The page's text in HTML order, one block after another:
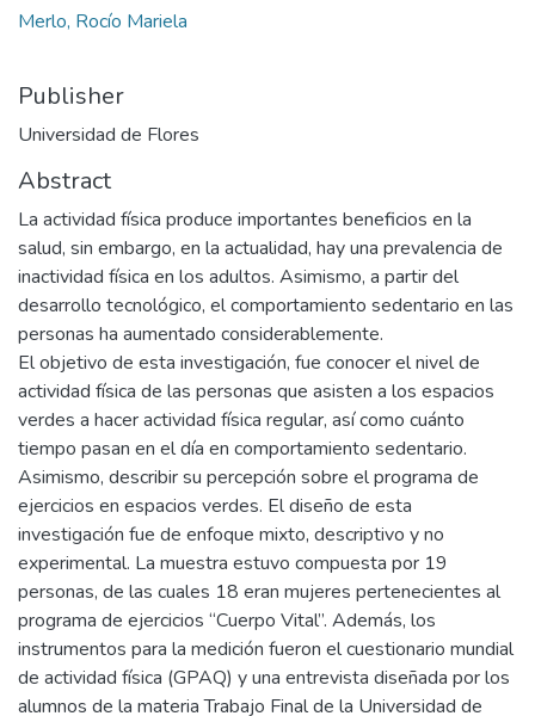
Merlo, Rocío Mariela
Publisher
Universidad de Flores
Abstract
La actividad física produce importantes beneficios en la
salud, sin embargo, en la actualidad, hay una prevalencia de
inactividad física en los adultos. Asimismo, a partir del
desarrollo tecnológico, el comportamiento sedentario en las
personas ha aumentado considerablemente.
El objetivo de esta investigación, fue conocer el nivel de
actividad física de las personas que asisten a los espacios
verdes a hacer actividad física regular, así como cuánto
tiempo pasan en el día en comportamiento sedentario.
Asimismo, describir su percepción sobre el programa de
ejercicios en espacios verdes. El diseño de esta
investigación fue de enfoque mixto, descriptivo y no
experimental. La muestra estuvo compuesta por 19
personas, de las cuales 18 eran mujeres pertenecientes al
programa de ejercicios “Cuerpo Vital”. Además, los
instrumentos para la medición fueron el cuestionario mundial
de actividad física (GPAQ) y una entrevista diseñada por los
alumnos de la materia Trabajo Final de la Universidad de